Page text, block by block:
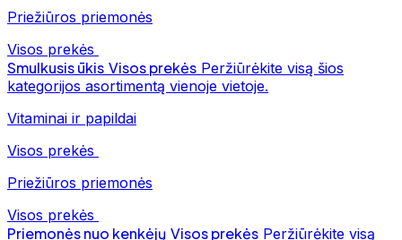
Priežiūros priemonės
Visos prekės
Smulkusis ūkis Visos prekės Peržiūrėkite visą šios
kategorijos asortimentą vienoje vietoje.
Vitaminai ir papildai
Visos prekės
Priežiūros priemonės
Visos prekės
Priemonės nuo kenkėjų Visos prekės Peržiūrėkite visą